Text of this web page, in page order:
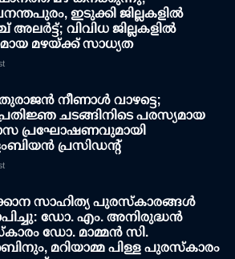
ഇടുക്കി ജില്ലകളിൽ
അലർട്ട്; വിവിധ ജില്ലകളിൽ
മഴയ്ക്ക് സാധ്യത
നീണാൾ വാഴട്ടെ;
ചടങ്ങിനിടെ പരസ്യമായ
പ്രഘോഷണവുമായി
പ്രസിഡന്റ്
സാഹിത്യ പുരസ്‌കാരങ്ങള്‍
ഡോ. എം. അനിരുദ്ധന്‍
ഡോ. മാമ്മന്‍ സി.
മറിയാമ്മ പിള്ള പുരസ്‌കാരം